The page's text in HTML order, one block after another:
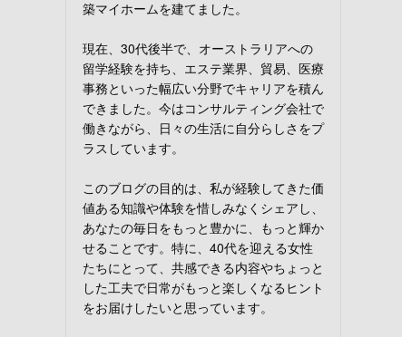
築マイホームを建てました。
現在、30代後半で、オーストラリアへの
留学経験を持ち、エステ業界、貿易、医療
事務といった幅広い分野でキャリアを積ん
できました。今はコンサルティング会社で
働きながら、日々の生活に自分らしさをプ
ラスしています。
このブログの目的は、私が経験してきた価
値ある知識や体験を惜しみなくシェアし、
あなたの毎日をもっと豊かに、もっと輝か
せることです。特に、40代を迎える女性
たちにとって、共感できる内容やちょっと
した工夫で日常がもっと楽しくなるヒント
をお届けしたいと思っています。